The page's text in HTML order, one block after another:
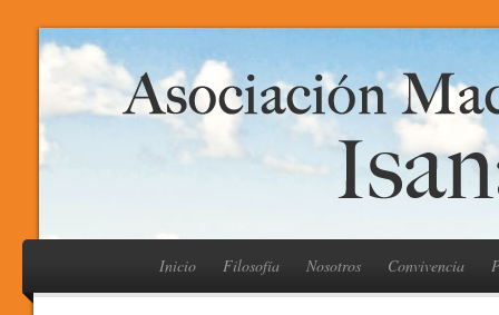
Inicio Filosofía Nosotros Convivencia